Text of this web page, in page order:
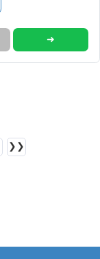
➜
❯❯